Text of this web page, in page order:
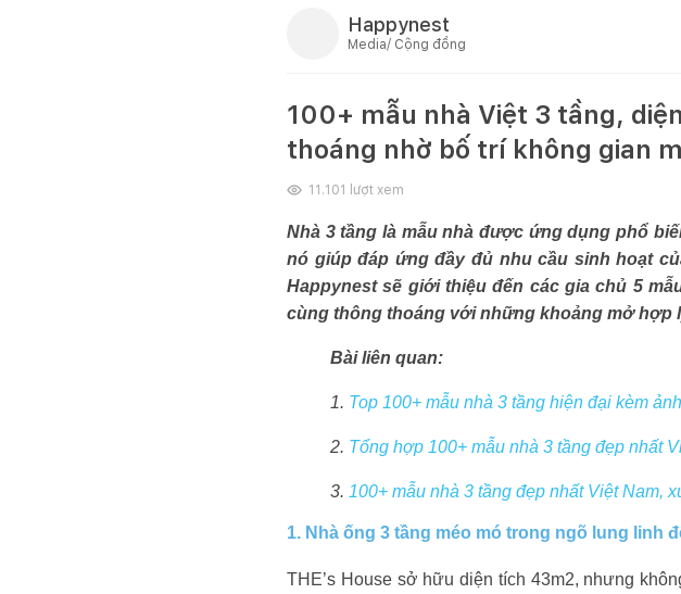
Happynest
Media/ Cộng đồng
100+ mẫu nhà Việt 3 tầng,
thoáng nhờ bố trí không gian
11.101 lượt xem
Nhà 3 tầng là mẫu nhà được ứng dụng phổ
nó giúp đáp ứng đầy đủ nhu cầu sinh hoạt
Happynest sẽ giới thiệu đến các gia chủ 5
cùng thông thoáng với những khoảng mở hợp
Bài liên quan:
1. Top 100+ mẫu nhà 3 tầng hiện đại kèm
2. Tổng hợp 100+ mẫu nhà 3 tầng đẹp nhất
3. 100+ mẫu nhà 3 tầng đẹp nhất Việt Nam,
1. Nhà ống 3 tầng méo mó trong ngõ lung linh
THE’s House sở hữu diện tích 43m2, nhưng